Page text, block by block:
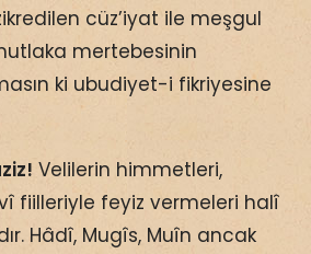
cüz’iyat ile meşgul
mertebesinin
ki ubudiyet-i fikriyesine
Velilerin himmetleri,
fiilleriyle feyiz vermeleri halî
Hâdî, Mugîs, Muîn ancak